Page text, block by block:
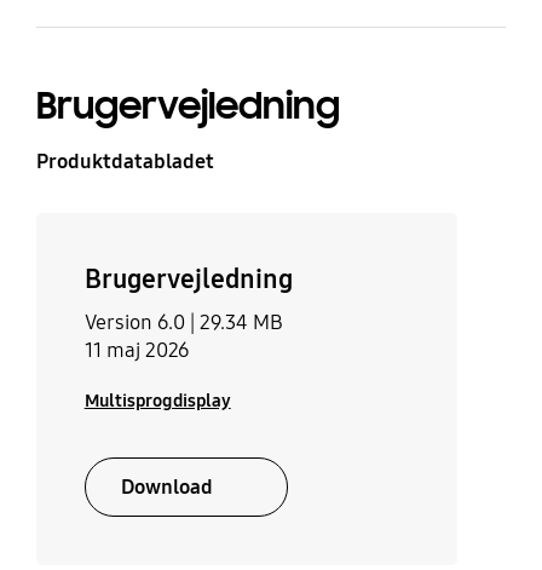
Brugervejledning
Produktdatabladet
Brugervejledning
Version 6.0 | 29.34 MB
11 maj 2026
Multisprogdisplay
Download